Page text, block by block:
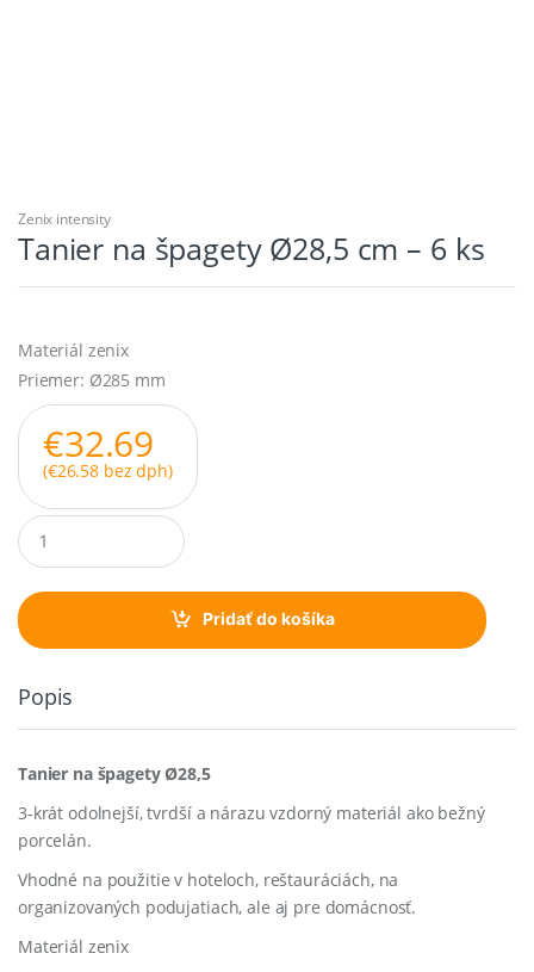
Zenix intensity
Tanier na špagety Ø28,5 cm – 6 ks
Materiál zenix
Priemer: Ø285 mm
€32.69
(€26.58 bez dph)
Q
u
a
t
i
Pridať do košíka
Popis
Tanier na špagety Ø28,5
3-krát odolnejší, tvrdší a nárazu vzdorný materiál ako bežný
porcelán.
Vhodné na použitie v hoteloch, reštauráciách, na
organizovaných podujatiach, ale aj pre domácnosť.
Materiál zenix